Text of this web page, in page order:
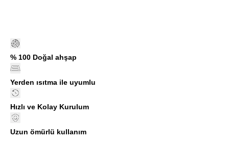
% 100 Doğal ahşap
Yerden ısıtma ile uyumlu
Hızlı ve Kolay Kurulum
Uzun ömürlü kullanım